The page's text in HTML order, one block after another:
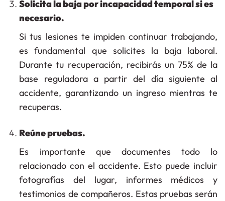
Solicita la baja por incapacidad temporal si es
necesario.
Si tus lesiones te impiden continuar trabajando,
es fundamental que solicites la baja laboral.
Durante tu recuperación, recibirás un 75% de la
base reguladora a partir del día siguiente al
accidente, garantizando un ingreso mientras te
recuperas.
Reúne pruebas.
Es importante que documentes todo lo
relacionado con el accidente. Esto puede incluir
fotografías del lugar, informes médicos y
testimonios de compañeros. Estas pruebas serán